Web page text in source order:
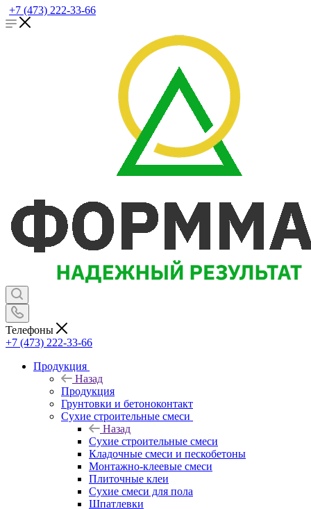
+7 (473) 222-33-66
Телефоны
+7 (473) 222-33-66
Продукция
Назад
Продукция
Грунтовки и бетоноконтакт
Сухие строительные смеси
Назад
Сухие строительные смеси
Кладочные смеси и пескобетоны
Монтажно-клеевые смеси
Плиточные клеи
Сухие смеси для пола
Шпатлевки